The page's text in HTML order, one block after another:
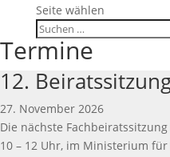
Seite wählen
Termine
12.
27. November 2026
Die nächste
10 – 12 Uhr, im Ministerium